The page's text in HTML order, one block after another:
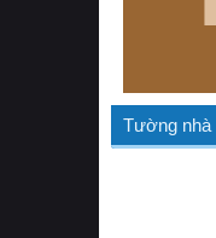
Tường nhà